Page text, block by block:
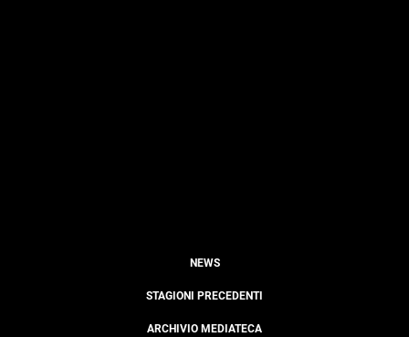
NEWS
STAGIONI PRECEDENTI
ARCHIVIO MEDIATECA